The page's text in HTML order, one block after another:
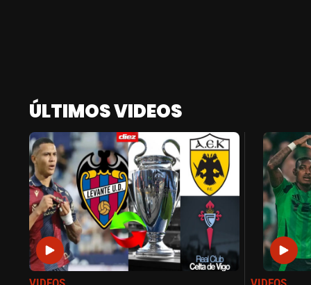
ÚLTIMOS VIDEOS